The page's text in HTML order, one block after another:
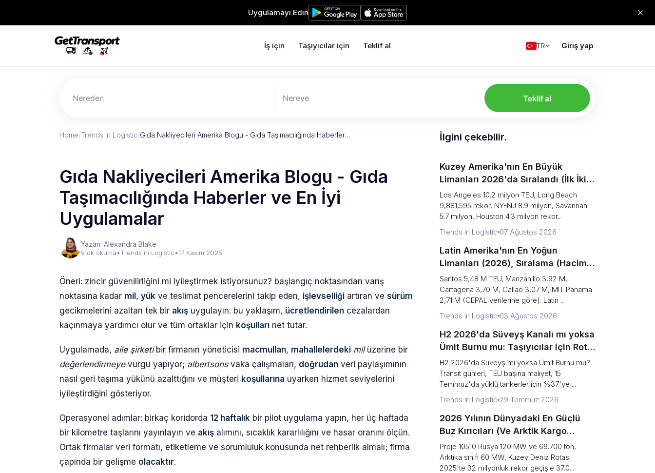
Uygulamayı Edin
İş için Taşıyıcılar için Teklif al TR Giriş yap
Nereden Nereye Teklif al
Home/Trends in Logistic/Gıda Nakliyecileri Amerika Blogu - Gıda Taşımacılığında Haberler…
Gıda Nakliyecileri Amerika Blogu - Gıda
Taşımacılığında Haberler ve En İyi
Uygulamalar
Yazan: Alexandra Blake
9 dk okuma•Trends in Logistic•17 Kasım 2025
Öneri: zincir güvenilirliğini mi iyileştirmek istiyorsunuz? başlangıç noktasından varış
noktasına kadar mil , yük ve teslimat pencerelerini takip eden, işlevselliği artıran ve sürüm
gecikmelerini azaltan tek bir akış uygulayın. bu yaklaşım, ücretlendirilen cezalardan
kaçınmaya yardımcı olur ve tüm ortaklar için koşulları net tutar.
Uygulamada, aile şirketibir firmanın yöneticisi macmullan, mahallelerdeki milüzerine bir
değerlendirmeyevurgu yapıyor; albertsonsvaka çalışmaları, doğrudan veri paylaşımının
nasıl geri taşıma yükünü azalttığını ve müşteri koşullarına uyarken hizmet seviyelerini
iyileştirdiğini gösteriyor.
Operasyonel adımlar: birkaç koridorda 12 haftalık bir pilot uygulama yapın, her üç haftada
bir kilometre taşlarını yayınlayın ve akış alımını, sıcaklık kararlılığını ve hasar oranını ölçün.
Ortak firmalar veri formatı, etiketleme ve sorumluluk konusunda net rehberlik almalı; firma
çapında bir gelişme olacaktır.
İlgini çekebilir.
Kuzey Amerika'nın En Büyük
Limanları 2026'da Sıralandı (İlk İki
Neden Aslında Tek Bir Liman)
Los Angeles 10.2 milyon TEU, Long Beach
9,881,595 rekor, NY-NJ 8.9 milyon, Savannah
5.7 milyon, Houston 4.3 milyon rekor...
Trends in Logistic 07 Ağustos 2026
Latin Amerika'nın En Yoğun
Limanları (2026), Sıralama (Hacim
ve Geçit Erişimi Karşılaştırması)
Santos 5,48 M TEU, Manzanillo 3,92 M,
Cartagena 3,70 M, Callao 3,07 M, MIT Panama
2,71 M (CEPAL verilerine göre). Latin ...
Trends in Logistic 03 Ağustos 2026
H2 2026'da Süveyş Kanalı mı yoksa
Ümit Burnu mu: Taşıyıcılar için Rota
Karar Çerçevesi
H2 2026'da Süveyş mi yoksa Ümit Burnu mu?
Transit günleri, TEU başına maliyet, 15
Temmuz'da yüklü tankerler için %37'ye ...
Trends in Logistic 29 Temmuz 2026
2026 Yılının Dünyadaki En Güçlü
Buz Kırıcıları (Ve Arktik Kargo
Neden Düşmeye Devam Ediyor)
Proje 10510 Rusya 120 MW ve 69.700 ton,
Arktika sınıfı 60 MW, Kuzey Deniz Rotası
2025'te 32 milyonluk rekor geçişle 37,0...